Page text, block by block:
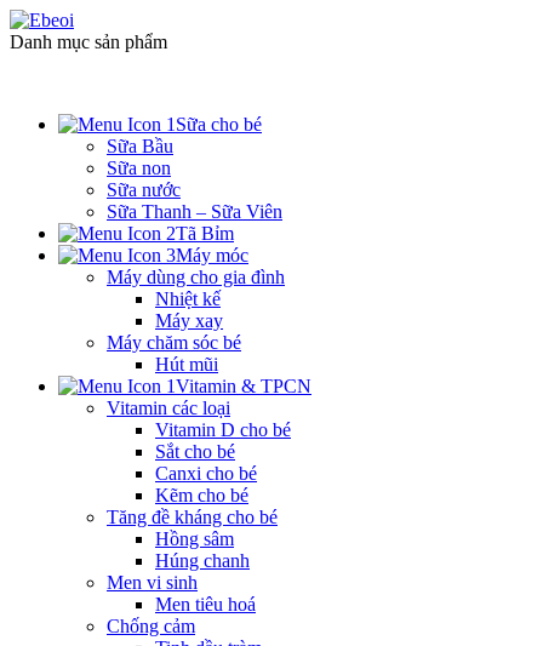
Danh mục sản phẩm
Sữa cho bé
Sữa Bầu
Sữa non
Sữa nước
Sữa Thanh – Sữa Viên
Tã Bỉm
Máy móc
Máy dùng cho gia đình
Nhiệt kế
Máy xay
Máy chăm sóc bé
Hút mũi
Vitamin & TPCN
Vitamin các loại
Vitamin D cho bé
Sắt cho bé
Canxi cho bé
Kẽm cho bé
Tăng đề kháng cho bé
Hồng sâm
Húng chanh
Men vi sinh
Men tiêu hoá
Chống cảm